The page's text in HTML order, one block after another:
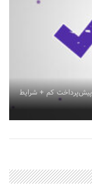
کم + شرایط